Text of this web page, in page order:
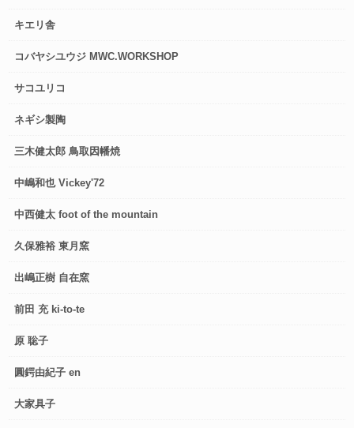
キエリ舎
コバヤシユウジ MWC.WORKSHOP
サコユリコ
ネギシ製陶
三木健太郎 鳥取因幡焼
中嶋和也 Vickey'72
中西健太 foot of the mountain
久保雅裕 東月窯
出嶋正樹 自在窯
前田 充 ki-to-te
原 聡子
圓鍔由紀子 en
大家具子